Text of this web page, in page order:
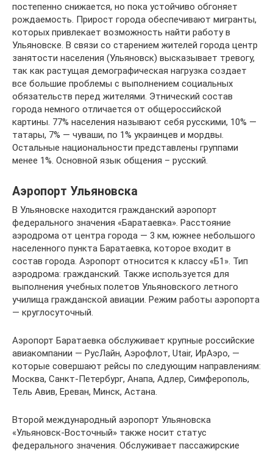
постепенно снижается, но пока устойчиво обгоняет
рождаемость. Прирост города обеспечивают мигранты,
которых привлекает возможность найти работу в
Ульяновске. В связи со старением жителей города центр
занятости населения (Ульяновск) высказывает тревогу,
так как растущая демографическая нагрузка создает
все большие проблемы с выполнением социальных
обязательств перед жителями. Этнический состав
города немного отличается от общероссийской
картины. 77% населения называют себя русскими, 10% —
татары, 7% — чуваши, по 1% украинцев и мордвы.
Остальные национальности представлены группами
менее 1%. Основной язык общения – русский.
Аэропорт Ульяновска
В Ульяновске находится гражданский аэропорт
федерального значения «Баратаевка». Расстояние
аэродрома от центра города — 3 км, южнее небольшого
населенного пункта Баратаевка, которое входит в
состав города. Аэропорт относится к классу «Б1». Тип
аэродрома: гражданский. Также используется для
выполнения учебных полетов Ульяновского летного
училища гражданской авиации. Режим работы аэропорта
— круглосуточный.
Аэропорт Баратаевка обслуживает крупные российские
авиакомпании — РусЛайн, Аэрофлот, Utair, ИрАэро, —
которые совершают рейсы по следующим направлениям:
Москва, Санкт-Петербург, Анапа, Адлер, Симферополь,
Тель Авив, Ереван, Минск, Астана.
Второй международный аэропорт Ульяновска
«Ульяновск-Восточный» также носит статус
федерального значения. Обслуживает пассажирские